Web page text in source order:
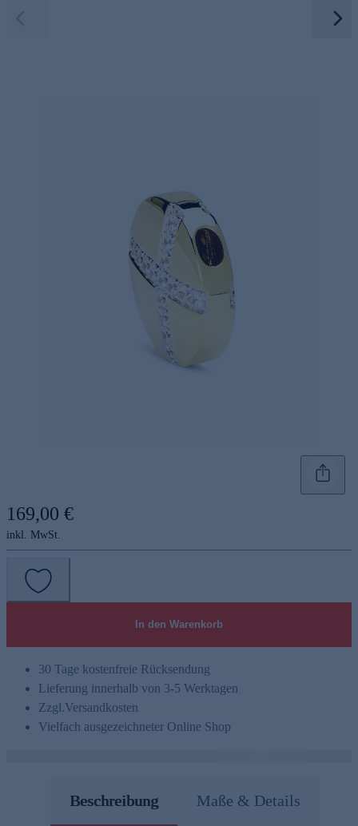
169,00 €
inkl. MwSt.
In den Warenkorb
30 Tage kostenfreie Rücksendung
Lieferung innerhalb von 3-5 Werktagen
Zzgl.Versandkosten
Vielfach ausgezeichneter Online Shop
Beschreibung Maße & Details